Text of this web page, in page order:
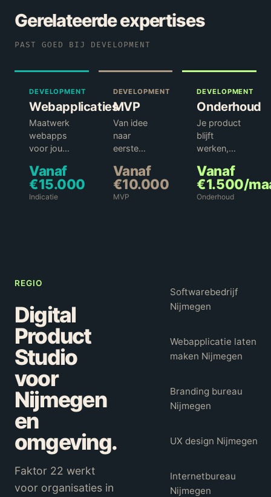
Gerelateerde expertises
PAST GOED BIJ DEVELOPMENT
DEVELOPMENT
Webapplicaties
Maatwerk
webapps
voor jouw
proces.
Vanaf
€15.000
Indicatie
DEVELOPMENT
MVP
Van idee
naar
eerste
product.
Vanaf
€10.000
MVP
DEVELOPMENT
Onderhoud
Je product
blijft
werken,
up-to-
date. Wij
regelen
Vanaf
€1.500/
Onderhoud
REGIO
Digital
Product
Studio
voor
Nijmegen
en
omgeving.
Faktor 22 werkt
voor organisaties in
Softwarebedrijf
Nijmegen
Webapplicatie laten
maken Nijmegen
Branding bureau
Nijmegen
UX design Nijmegen
Internetbureau
Nijmegen